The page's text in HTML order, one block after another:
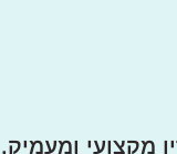
מקצועי ומעמיק,